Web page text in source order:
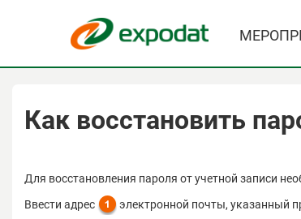
Как восстановить
Для восстановления пароля от учетной записи
Ввести адрес
электронной почты, указанный